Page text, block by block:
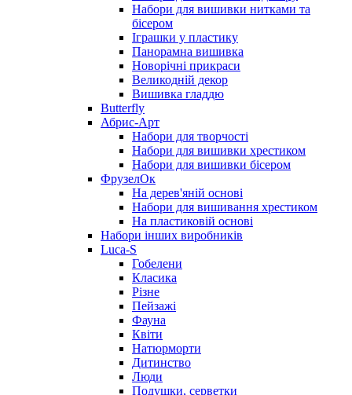
Набори для вишивки нитками та
бісером
Іграшки у пластику
Панорамна вишивка
Новорічні прикраси
Великодній декор
Вишивка гладдю
Butterfly
Абрис-Арт
Набори для творчості
Набори для вишивки хрестиком
Набори для вишивки бісером
ФрузелОк
На дерев'яній основі
Набори для вишивання хрестиком
На пластиковій основі
Набори інших виробників
Luca-S
Гобелени
Класика
Різне
Пейзажі
Фауна
Квіти
Натюрморти
Дитинство
Люди
Подушки, серветки